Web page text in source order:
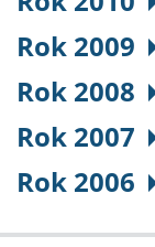
Rok 2009
Rok 2008
Rok 2007
Rok 2006